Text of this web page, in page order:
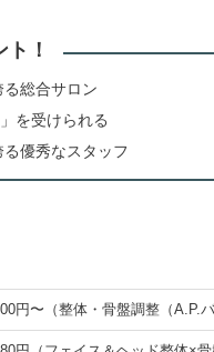
！
総合サロン
を受けられる
優秀なスタッフ
円〜（整体・骨盤調整（A.P.